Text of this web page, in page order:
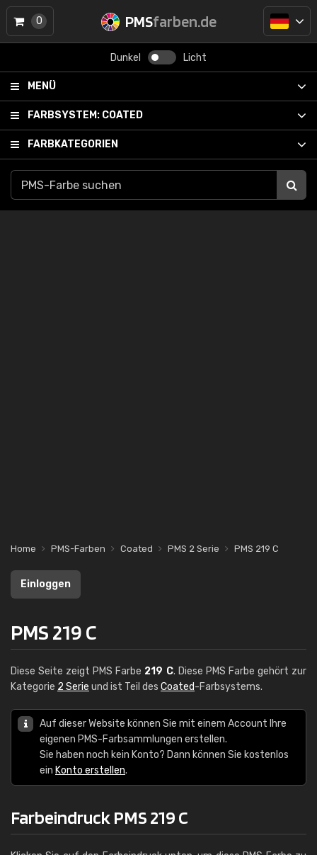
PMSfarben.de
Dunkel Licht
MENÜ
FARBSYSTEM: COATED
FARBKATEGORIEN
0
Home PMS-Farben Coated PMS 2 Serie PMS 219 C
Einloggen
PMS 219 C
Diese Seite zeigt PMS Farbe 219 C. Diese PMS Farbe gehört zur
Kategorie 2 Serie und ist Teil des Coated-Farbsystems.
Auf dieser Website können Sie mit einem Account Ihre
eigenen PMS-Farbsammlungen erstellen.
Sie haben noch kein Konto? Dann können Sie kostenlos
ein Konto erstellen.
Farbeindruck PMS 219 C